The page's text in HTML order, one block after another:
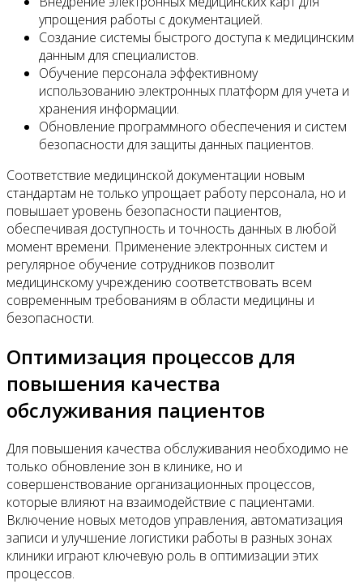
упрощения работы с документацией.
Создание системы быстрого доступа к медицинским
данным для специалистов.
Обучение персонала эффективному
использованию электронных платформ для учета и
хранения информации.
Обновление программного обеспечения и систем
безопасности для защиты данных пациентов.
Соответствие медицинской документации новым
стандартам не только упрощает работу персонала, но и
повышает уровень безопасности пациентов,
обеспечивая доступность и точность данных в любой
момент времени. Применение электронных систем и
регулярное обучение сотрудников позволит
медицинскому учреждению соответствовать всем
современным требованиям в области медицины и
безопасности.
Оптимизация процессов для
повышения качества
обслуживания пациентов
Для повышения качества обслуживания необходимо не
только обновление зон в клинике, но и
совершенствование организационных процессов,
которые влияют на взаимодействие с пациентами.
Включение новых методов управления, автоматизация
записи и улучшение логистики работы в разных зонах
клиники играют ключевую роль в оптимизации этих
процессов.